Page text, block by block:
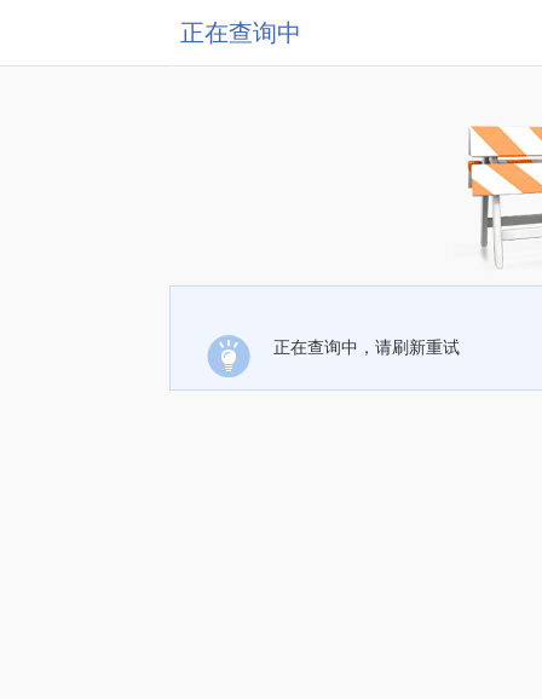
正在查询中
正在查询中，请刷新重试